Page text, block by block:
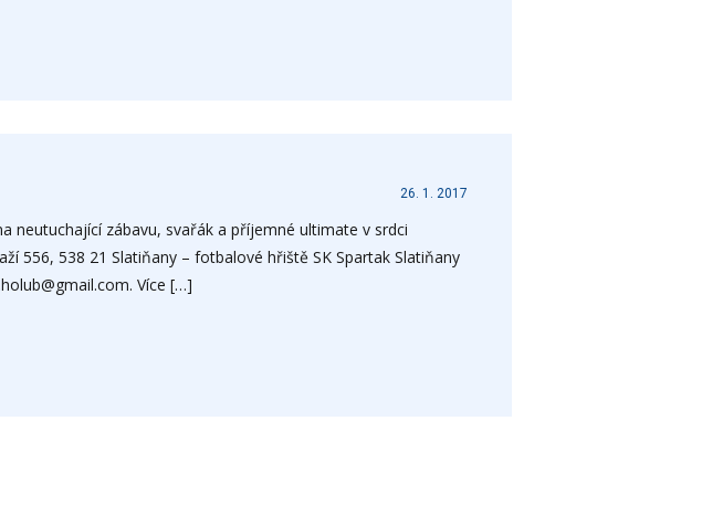
26. 1. 2017
neutuchající zábavu, svařák a příjemné ultimate v srdci
556, 538 21 Slatiňany – fotbalové hřiště SK Spartak Slatiňany
Více […]